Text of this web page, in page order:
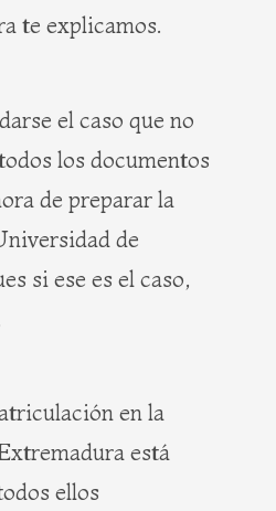
te explicamos.
el caso que no
los documentos
de preparar la
de
si ese es el caso,
en la
está
ellos